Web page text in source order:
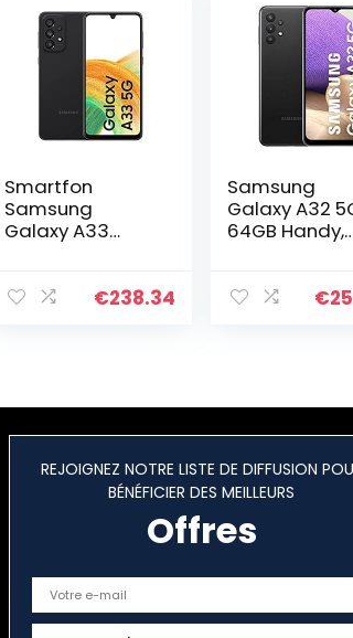
Smartfon
Samsung
Galaxy A33
(SM-
€238.34
Samsung
Galaxy A32
64GB Handy,
Android 10€
REJOIGNEZ NOTRE LISTE DE DIFFUSION
BÉNÉFICIER DES MEILLEURS
Offres